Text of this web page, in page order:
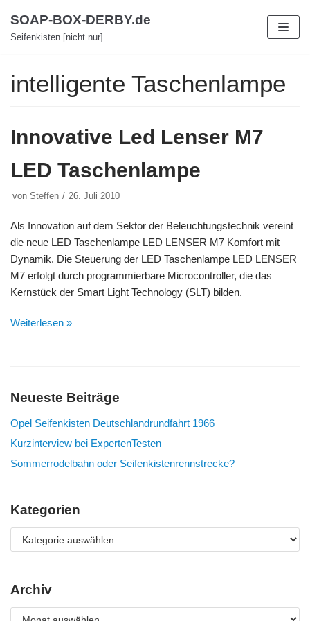
Zum
Inhalt
SOAP-BOX-DERBY.de
Seifenkisten [nicht nur]
intelligente Taschenlampe
Innovative Led Lenser M7
LED Taschenlampe
von Steffen 26. Juli 2010
Als Innovation auf dem Sektor der Beleuchtungstechnik vereint
die neue LED Taschenlampe LED LENSER M7 Komfort mit
Dynamik. Die Steuerung der LED Taschenlampe LED LENSER
M7 erfolgt durch programmierbare Microcontroller, die das
Kernstück der Smart Light Technology (SLT) bilden.
Weiterlesen »
Neueste Beiträge
Opel Seifenkisten Deutschlandrundfahrt 1966
Kurzinterview bei ExpertenTesten
Sommerrodelbahn oder Seifenkistenrennstrecke?
Kategorien
Archiv